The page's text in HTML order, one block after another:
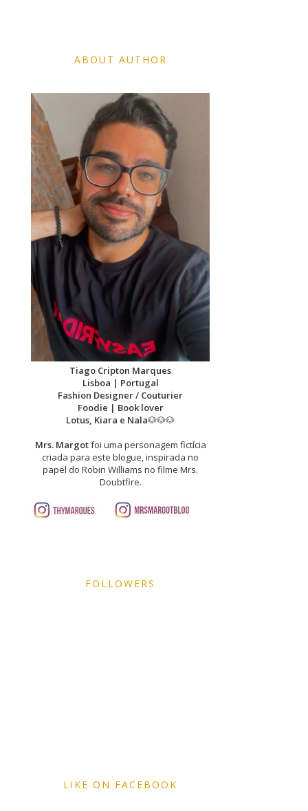
ABOUT AUTHOR
Tiago Cripton Marques
Lisboa | Portugal
Fashion Designer / Couturier
Foodie | Book lover
Lotus, Kiara e Nala🐶🐶🐶
Mrs. Margotfoi uma personagem fictícia
criada para este blogue, inspirada no
papel do Robin Williams no filme Mrs.
Doubtfire.
FOLLOWERS
LIKE ON FACEBOOK